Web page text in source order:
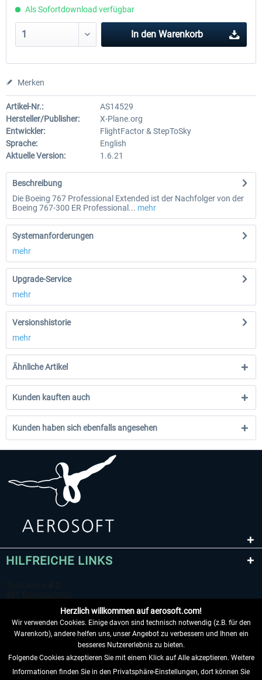
Als Sofortdownload verfügbar
In den Warenkorb
Merken
Artikel-Nr.:
AS14529
Hersteller/Publisher:
X-Plane.org
Entwickler:
FlightFactor & StepToSky
Sprache:
English
Aktuelle Version:
1.6.21
Beschreibung
Die Boeing 767 Professional Extended ist der Nachfolger von der
Boeing 767-300 ER Professional... mehr
Systemanforderungen
mehr
Upgrade-Service
mehr
Versionshistorie
mehr
Ähnliche Artikel
Kunden kauften auch
Kunden haben sich ebenfalls angesehen
HILFREICHE LINKS
VERTRAG WIDERRUFEN
Herzlich willkommen auf aerosoft.com!
Wir verwenden Cookies. Einige davon sind technisch notwendig (z.B. für den
Warenkorb), andere helfen uns, unser Angebot zu verbessern und Ihnen ein
besseres Nutzererlebnis zu bieten.
Folgende Cookies akzeptieren Sie mit einem Klick auf Alle akzeptieren. Weitere
Informationen finden Sie in den Privatsphäre-Einstellungen, dort können Sie